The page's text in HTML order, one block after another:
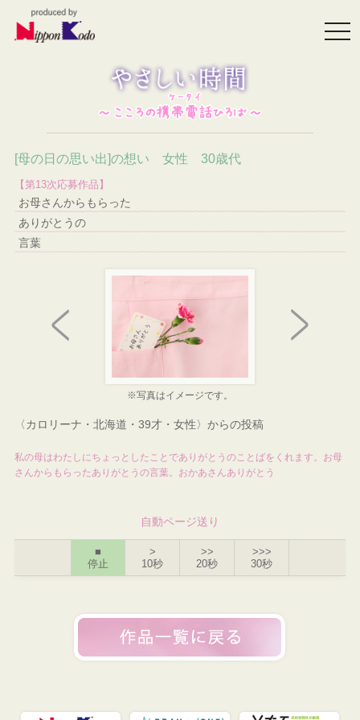
[母の日の思い出]の想い 女性 30歳代
【第13次応募作品】
お母さんからもらった
ありがとうの
言葉
※写真はイメージです。
〈カロリーナ・北海道・39才・女性〉からの投稿
私の母はわたしにちょっとしたことでありがとうのことばをくれます。お母
さんからもらったありがとうの言葉。おかあさんありがとう
自動ページ送り
■
停止
>
10秒
>>
20秒
>>>
30秒